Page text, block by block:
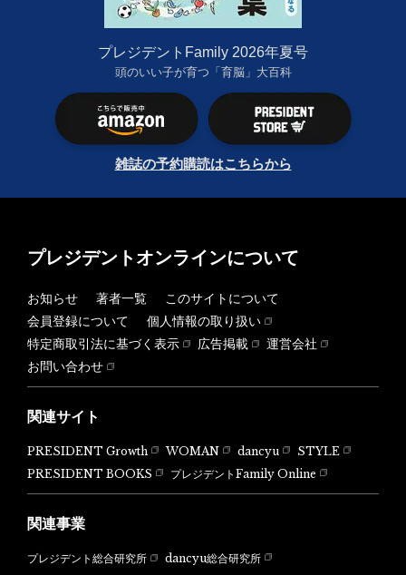
プレジデントFamily 2026年夏号
頭のいい子が育つ「育脳」大百科
雑誌の予約購読はこちらから
プレジデントオンラインについて
お知らせ 著者一覧
このサイトについて
会員登録について
個人情報の取り扱い
特定商取引法に基づく表示
広告掲載
運営会社
お問い合わせ
関連サイト
PRESIDENT Growth WOMAN dancyu
STYLE
PRESIDENT BOOKS
プレジデントFamily Online
関連事業
プレジデント総合研究所 dancyu総合研究所